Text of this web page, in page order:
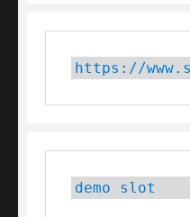
https://
demo slot